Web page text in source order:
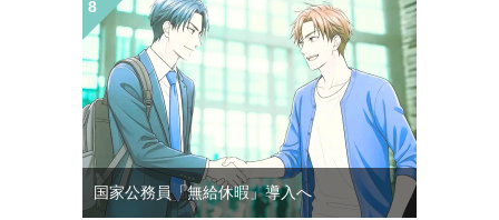
国家公務員「無給休暇」導入へ